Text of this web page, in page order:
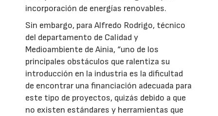
incorporación de energías renovables.
Sin embargo, para Alfredo Rodrigo, técnico
del departamento de Calidad y
Medioambiente de Ainia, “uno de los
principales obstáculos que ralentiza su
introducción en la industria es la dificultad
de encontrar una financiación adecuada para
este tipo de proyectos, quizás debido a que
no existen estándares y herramientas que